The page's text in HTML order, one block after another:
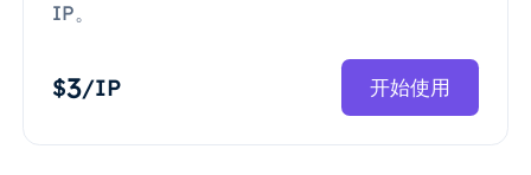
IP。
$3/IP 开始使用